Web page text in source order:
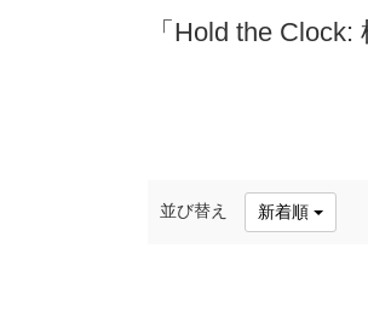
「Hold the
並び替え 新着順